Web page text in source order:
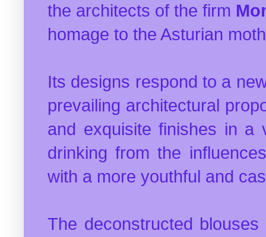
the architects of the firm
homage to the Asturian
Its designs respond to a
prevailing architectural
and exquisite finishes in a
drinking from the
with a more youthful and
The deconstructed